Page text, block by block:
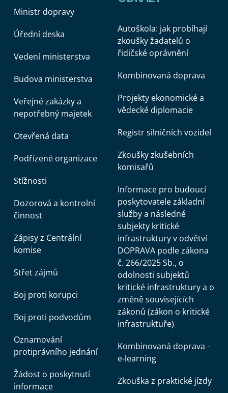
Ministr dopravy
Úřední deska
Vedení ministerstva
Budova ministerstva
Veřejné zakázky a
nepotřebný majetek
Otevřená data
Podřízené organizace
Stížnosti
Dozorová a kontrolní
činnost
Zápisy z Centrální
komise
Střet zájmů
Boj proti korupci
Boj proti podvodům
Oznamování
protiprávního jednání
Žádost o poskytnutí
informace
Autoškola: jak probíhají
zkoušky žadatelů o
řidičské oprávnění
Kombinovaná doprava
Projekty ekonomické a
vědecké diplomacie
Registr silničních vozidel
Zkoušky zkušebních
komisařů
Informace pro budoucí
poskytovatele základní
služby a následné
subjekty kritické
infrastruktury v odvětví
DOPRAVA podle zákona
č. 266/2025 Sb., o
odolnosti subjektů
kritické infrastruktury a o
změně souvisejících
zákonů (zákon o kritické
infrastruktuře)
Kombinovaná doprava -
e-learning
Zkouška z praktické jízdy